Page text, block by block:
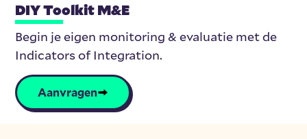
DIY Toolkit M&E
Begin je eigen monitoring & evaluatie met de
Indicators of Integration.
Aanvragen